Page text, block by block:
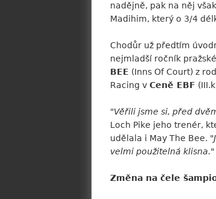
nadějně, pak na něj
Madihim, který o 3/4
Chodůr už předtím
nejmladší ročník
BEE (Inns Of Court) z
Racing v Ceně EBF
"Věřili jsme si, před
Loch Pike jeho trenér,
udělala i May The Bee. "
velmi použitelná klisna."
Změna na čele